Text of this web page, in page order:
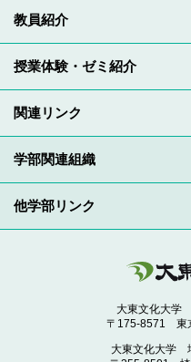
学部関連組織
他学部リンク
大東文化大学
〒175-8571 東
大東文化大学
教員紹介
授業体験・ゼミ紹介
関連リンク